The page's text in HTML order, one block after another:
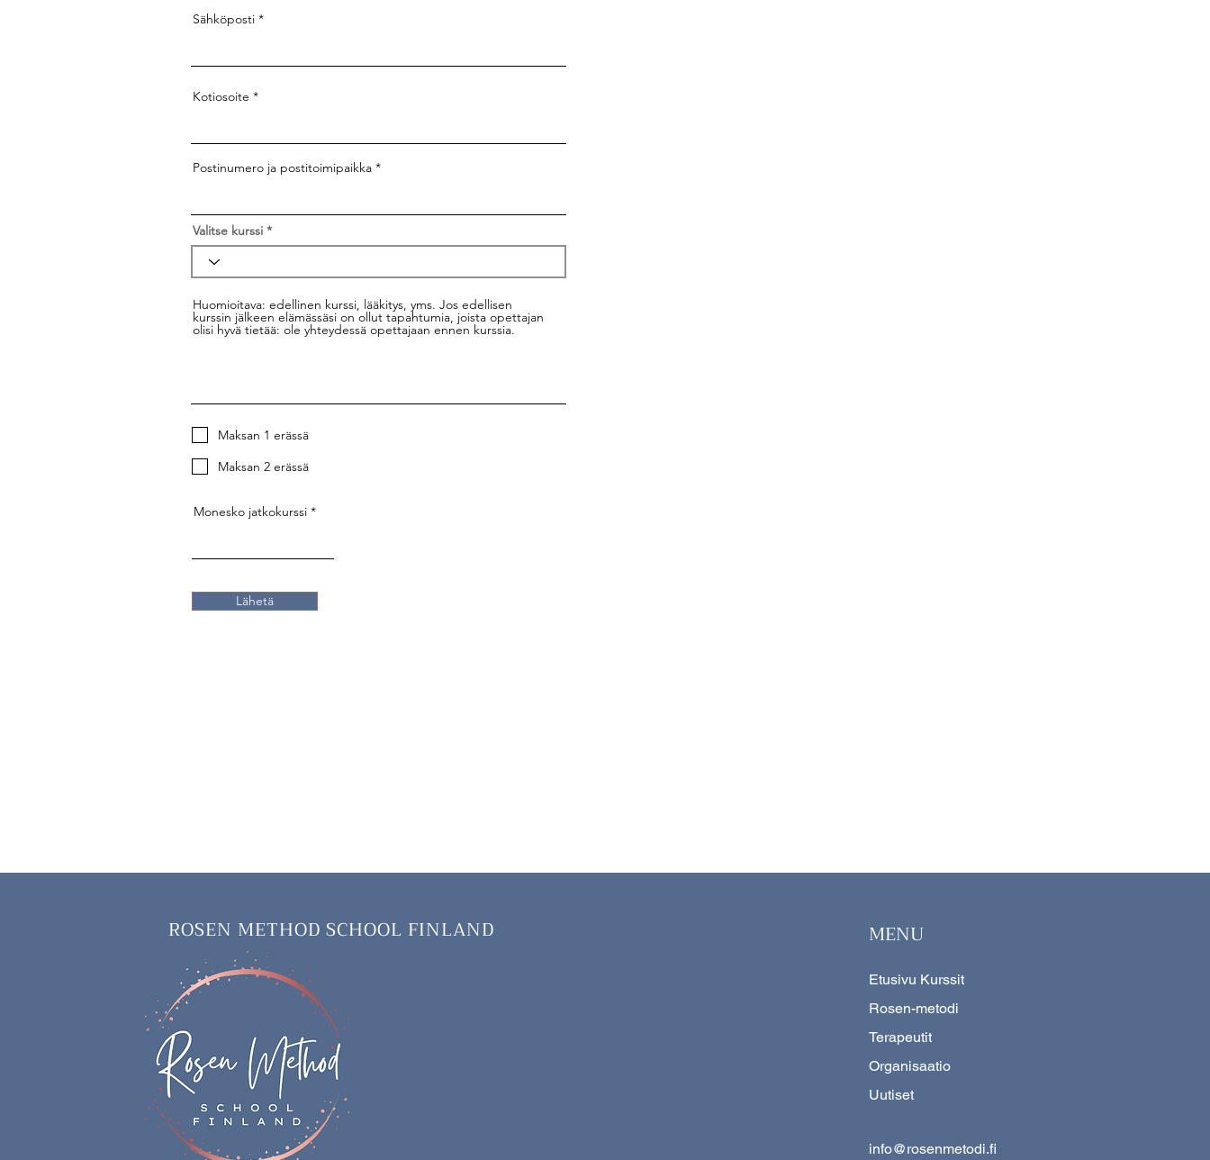
Sähköposti
Kotiosoite
Postinumero ja postitoimipaikka
Valitse kurssi
Huomioitava: edellinen kurssi, lääkitys, yms. Jos edellisen
kurssin jälkeen elämässäsi on ollut tapahtumia, joista opettajan
olisi hyvä tietää: ole yhteydessä opettajaan ennen kurssia.
Maksan 1 erässä
Maksan 2 erässä
Monesko jatkokurssi
Lähetä
MENU
Etusivu Kurssit
Rosen-metodi
Terapeutit
Organisaatio
Uutiset
info@rosenmetodi.fi
ROSEN METHOD SCHOOL FINLAND